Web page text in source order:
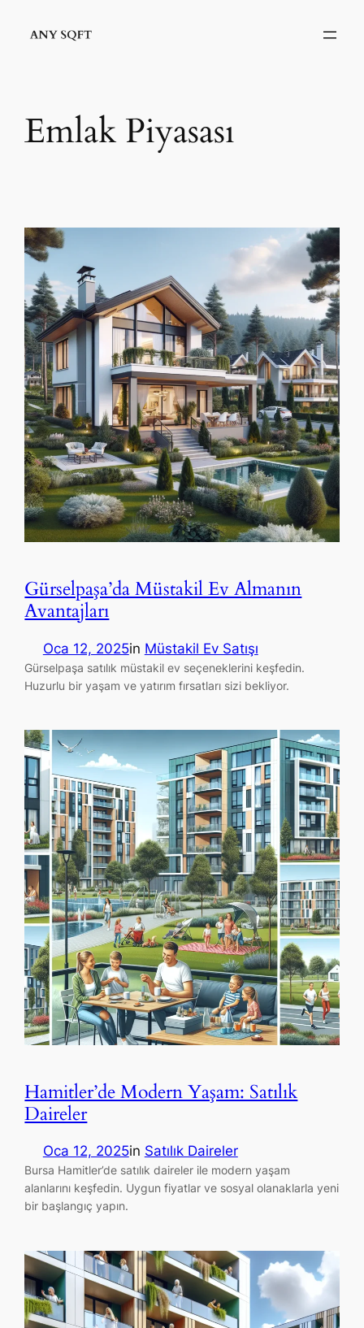
Emlak Piyasası
Gürselpaşa’da Müstakil Ev Almanın
Avantajları
Oca 12, 2025in Müstakil Ev Satışı
Gürselpaşa satılık müstakil ev seçeneklerini keşfedin.
Huzurlu bir yaşam ve yatırım fırsatları sizi bekliyor.
Hamitler’de Modern Yaşam: Satılık
Daireler
Oca 12, 2025in Satılık Daireler
Bursa Hamitler’de satılık daireler ile modern yaşam
alanlarını keşfedin. Uygun fiyatlar ve sosyal olanaklarla yeni
bir başlangıç yapın.